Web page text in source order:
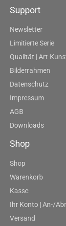
Support
Newsletter
Limitierte Serie
Qualität | Art-
Bilderrahmen
Datenschutz
Impressum
AGB
Downloads
Shop
Shop
Warenkorb
Kasse
Ihr Konto | An-/
Versand